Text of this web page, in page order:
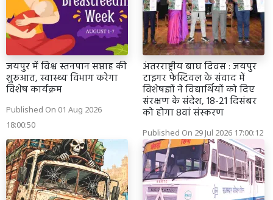
जयपुर में विश्व स्तनपान सप्ताह की
शुरुआत, स्वास्थ्य विभाग करेगा
विशेष कार्यक्रम
Published On 01 Aug 2026
18:00:50
अंतरराष्ट्रीय बाघ दिवस : जयपुर
टाइगर फेस्टिवल के संवाद में
विशेषज्ञों ने विद्यार्थियों को दिए
संरक्षण के संदेश, 18-21 दिसंबर
को होगा 8वां संस्करण
Published On 29 Jul 2026 17:00:12